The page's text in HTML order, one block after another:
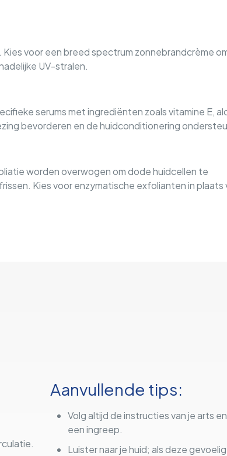
voor een breed spectrum zonnebrandcrème
UV-stralen.
serums met ingrediënten zoals vitamine E,
bevorderen en de huidconditionering
worden overwogen om dode huidcellen te
Kies voor enzymatische exfolianten in plaats
Aanvullende tips:
Volg altijd de instructies van je arts
een ingreep.
Luister naar je huid; als deze